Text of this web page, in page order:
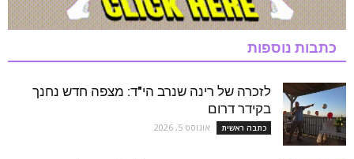
כתבות נוספות
לזכרה של רינה שנרב הי"ד: מצפה חדש נחנך
בקידר דרום
כתבה ראשית אוגוסט 5, 2026